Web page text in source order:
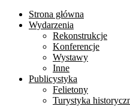
Strona główna
Wydarzenia
Rekonstrukcje
Konferencje
Wystawy
Inne
Publicystyka
Felietony
Turystyka